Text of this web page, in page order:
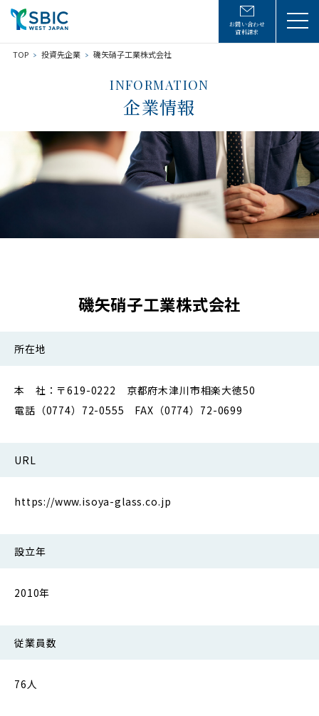
お問い合わせ
資料請求
TOP 投資先企業 磯矢硝子工業株式会社
INFORMATION
企業情報
磯矢硝子工業株式会社
所在地
本 社：〒619-0222 京都府木津川市相楽大徳50
電話（0774）72-0555 FAX（0774）72-0699
URL
https://www.isoya-glass.co.jp
設立年
2010年
従業員数
76人